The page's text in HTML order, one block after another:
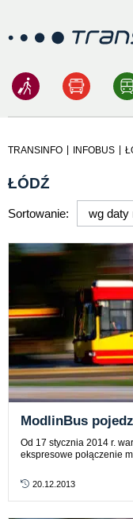
Logo
TRANSINFO INFOBUS
ŁÓDŹ
Sortowanie:
ModlinBus
Od 17 stycznia 2014 r.
ekspresowe połączenie
20.12.2013